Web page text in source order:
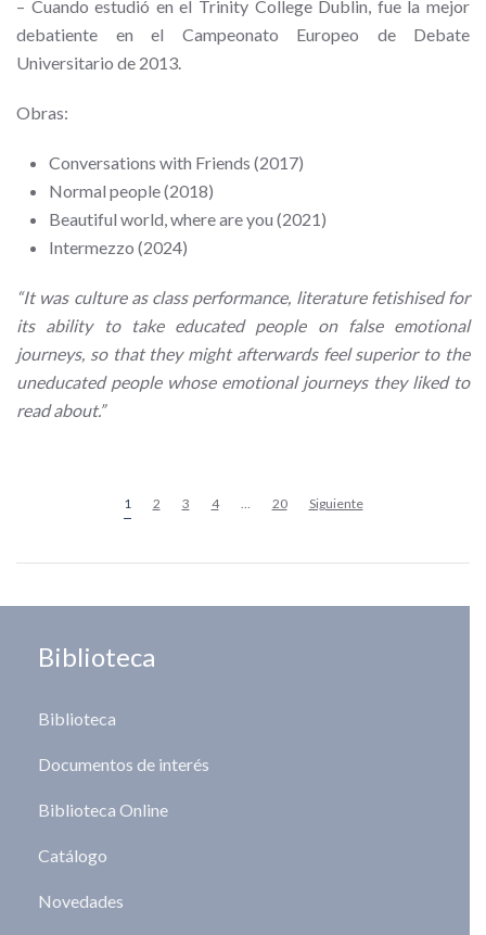
– Cuando estudió en el Trinity College Dublin, fue la mejor
debatiente en el Campeonato Europeo de Debate
Universitario de 2013.
Obras:
Conversations with Friends (2017)
Normal people (2018)
Beautiful world, where are you (2021)
Intermezzo (2024)
“It was culture as class performance, literature fetishised for
its ability to take educated people on false emotional
journeys, so that they might afterwards feel superior to the
uneducated people whose emotional journeys they liked to
read about.”
1 2 3 4 … 20 Siguiente
Biblioteca
Biblioteca
Documentos de interés
Biblioteca Online
Catálogo
Novedades